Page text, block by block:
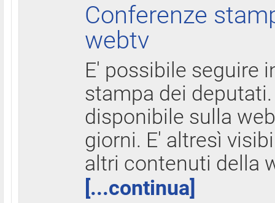
Conferenze
webtv
E' possibile seguire
stampa dei
disponibile sulla
giorni. E' altresì
altri contenuti della
[...continua]